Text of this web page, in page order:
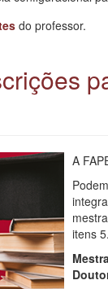
do professor.
A
itens